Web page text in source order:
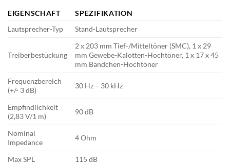
EIGENSCHAFT
SPEZIFIKATION
Lautsprecher-Typ
Stand-Lautsprecher
Treiberbestückung
2 x 203 mm Tief-/Mitteltöner (SMC), 1 x 29
mm Gewebe-Kalotten-Hochtöner, 1 x 17 x 45
mm Bändchen-Hochtöner
Frequenzbereich
(+/- 3 dB)
30 Hz – 30 kHz
Empfindlichkeit
(2,83 V/1 m)
90 dB
Nominal
Impedance
4 Ohm
Max SPL
115 dB